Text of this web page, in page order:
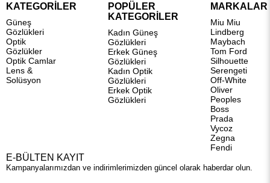
KATEGORİLER
Güneş
Gözlükleri
Optik
Gözlükler
Optik Camlar
Lens &
Solüsyon
POPÜLER
KATEGORİLER
Kadın Güneş
Gözlükleri
Erkek Güneş
Gözlükleri
Kadın Optik
Gözlükleri
Erkek Optik
Gözlükleri
MARKALAR
Miu Miu
Lindberg
Maybach
Tom Ford
Silhouette
Serengeti
Off-White
Oliver
Peoples
Boss
Prada
Vycoz
Zegna
Fendi
E-BÜLTEN KAYIT
Kampanyalarımızdan ve indirimlerimizden güncel olarak haberdar olun.